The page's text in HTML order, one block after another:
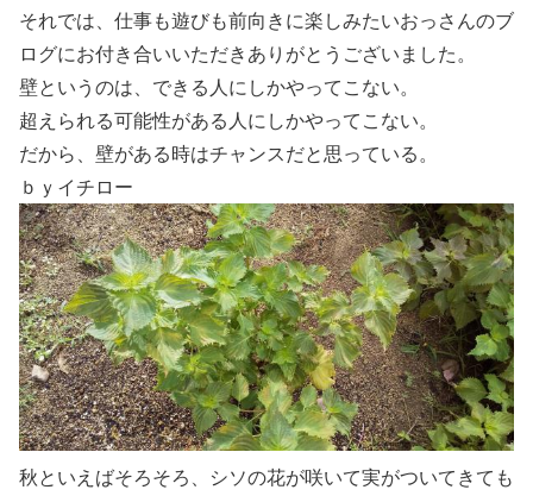
それでは、仕事も遊びも前向きに楽しみたいおっさんのブ
ログにお付き合いいただきありがとうございました。
壁というのは、できる人にしかやってこない。
超えられる可能性がある人にしかやってこない。
だから、壁がある時はチャンスだと思っている。
ｂｙイチロー
秋といえばそろそろ、シソの花が咲いて実がついてきても